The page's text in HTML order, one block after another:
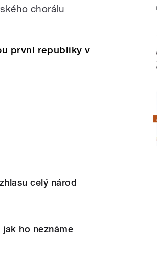
chorálu
první republiky v
celý národ
jak ho neznáme